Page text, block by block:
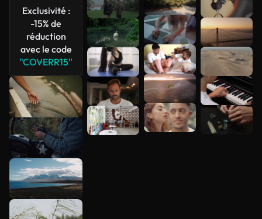
Exclusivité :
-15% de
réduction
avec le code
"COVERR15"